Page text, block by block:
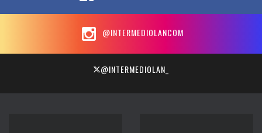
@INTERMEDIOLANCOM
@INTERMEDIOLAN_